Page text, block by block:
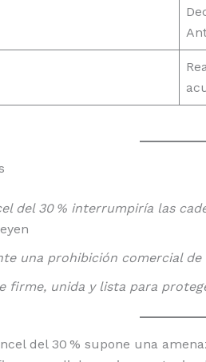
del 30 % interrumpiría las
una prohibición comercial de
firme, unida y lista para
del 30 % supone una